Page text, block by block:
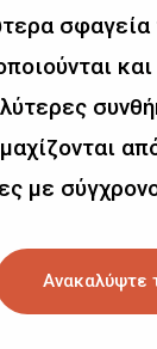
με
Ανακαλύψτε